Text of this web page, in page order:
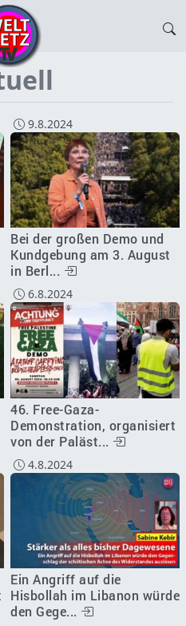
9.8.2024
Bei der großen Demo und
Kundgebung am 3. August
in Berl...
6.8.2024
46. Free-Gaza-
Demonstration, organisiert
von der Paläst...
4.8.2024
Ein Angriff auf die
Hisbollah im Libanon würde
den Gege...